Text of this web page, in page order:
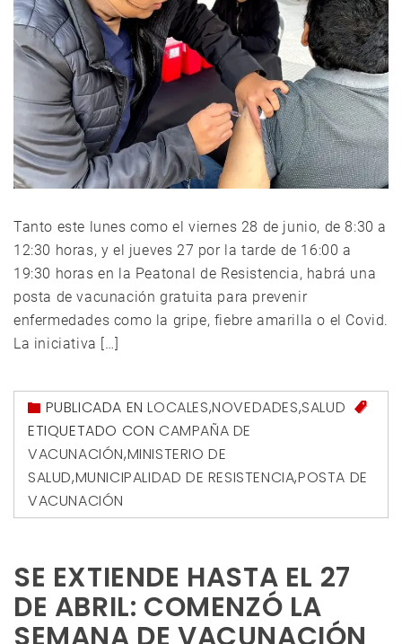
Tanto este lunes como el viernes 28 de junio, de 8:30 a
12:30 horas, y el jueves 27 por la tarde de 16:00 a
19:30 horas en la Peatonal de Resistencia, habrá una
posta de vacunación gratuita para prevenir
enfermedades como la gripe, fiebre amarilla o el Covid.
La iniciativa […]
PUBLICADA ENLOCALES,NOVEDADES,SALUD
ETIQUETADO CON CAMPAÑA DE
VACUNACIÓN,MINISTERIO DE
SALUD,MUNICIPALIDAD DE RESISTENCIA,POSTA DE
VACUNACIÓN
SE EXTIENDE HASTA EL 27
DE ABRIL: COMENZÓ LA